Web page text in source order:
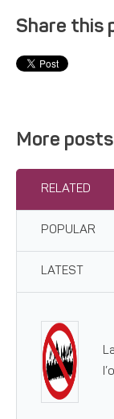
Share this
More posts
RELATED
POPULAR
LATEST